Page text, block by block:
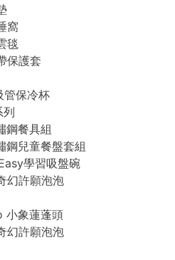
窩
毯
保護套
管保冷杯
列
鋼餐具組
兒童餐盤套組
學習吸盤碗
幻許願泡泡
小象蓮蓬頭
幻許願泡泡